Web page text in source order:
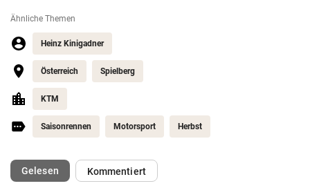
Ähnliche Themen
Heinz Kinigadner
Österreich Spielberg
KTM
Saisonrennen Motorsport Herbst
Gelesen(ausgewählt)Kommentiert